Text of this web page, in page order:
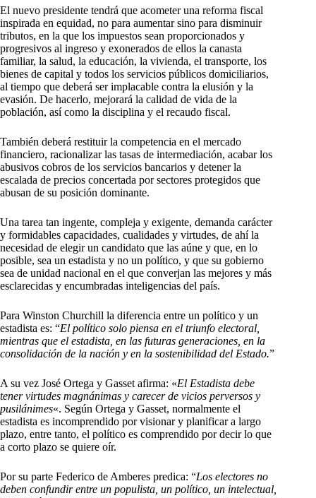
El nuevo presidente tendrá que acometer una reforma fiscal
inspirada en equidad, no para aumentar sino para disminuir
tributos, en la que los impuestos sean proporcionados y
progresivos al ingreso y exonerados de ellos la canasta
familiar, la salud, la educación, la vivienda, el transporte, los
bienes de capital y todos los servicios públicos domiciliarios,
al tiempo que deberá ser implacable contra la elusión y la
evasión. De hacerlo, mejorará la calidad de vida de la
población, así como la disciplina y el recaudo fiscal.
También deberá restituir la competencia en el mercado
financiero, racionalizar las tasas de intermediación, acabar los
abusivos cobros de los servicios bancarios y detener la
escalada de precios concertada por sectores protegidos que
abusan de su posición dominante.
Una tarea tan ingente, compleja y exigente, demanda carácter
y formidables capacidades, cualidades y virtudes, de ahí la
necesidad de elegir un candidato que las aúne y que, en lo
posible, sea un estadista y no un político, y que su gobierno
sea de unidad nacional en el que converjan las mejores y más
esclarecidas y encumbradas inteligencias del país.
Para Winston Churchill la diferencia entre un político y un
estadista es: “El político solo piensa en el triunfo electoral,
mientras que el estadista, en las futuras generaciones, en la
consolidación de la nación y en la sostenibilidad del Estado.”
A su vez José Ortega y Gasset afirma: «El Estadista debe
tener virtudes magnánimas y carecer de vicios perversos y
pusilánimes«. Según Ortega y Gasset, normalmente el
estadista es incomprendido por visionar y planificar a largo
plazo, entre tanto, el político es comprendido por decir lo que
a corto plazo se quiere oír.
Por su parte Federico de Amberes predica: “Los electores no
deben confundir entre un populista, un político, un intelectual,